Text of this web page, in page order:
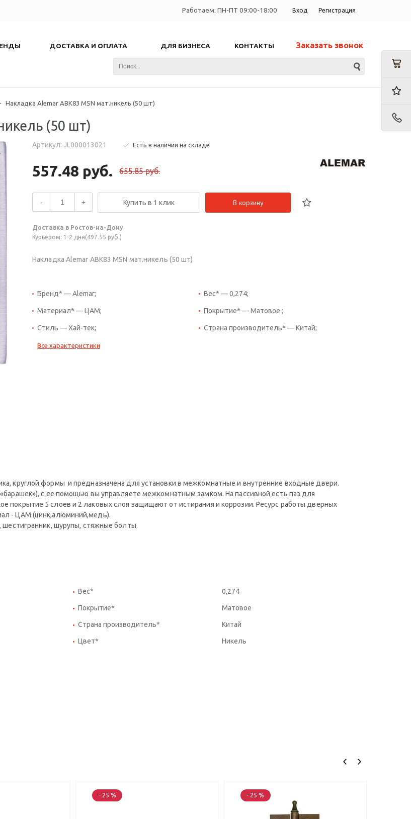
Вход Регистрация
Работаем: ПН-ПТ 09:00-18:00
ДОСТАВКА И ОПЛАТА ДЛЯ БИЗНЕСА КОНТАКТЫ Заказать звонок
- Накладка Alemar ABK83 MSN мат.никель (50 шт)
(50 шт)
Артикул: JL000013021 Есть в наличии на складе
557.48 руб. 655.85 руб.
- + Купить в 1 клик В корзину
Доставка в Ростов-на-Дону
Курьером: 1-2 дня(497.55 руб.)
Накладка Alemar ABK83 MSN мат.никель (50 шт)
Бренд* — Alemar; Вес* — 0,274;
Материал* — ЦАМ; Покрытие* — Матовое ;
Стиль — Хай-тек; Страна производитель* — Китай;
Все характеристики
круглой формы и предназначена для установки в межкомнатные и внутренние входные двери.
с ее помощью вы управляете межкомнатным замком. На пассивной есть паз для
покрытие 5 слоев и 2 лаковых слоя защищают от истирания и коррозии. Ресурс работы дверных
- ЦАМ (цинк,алюминий,медь).
шестигранник, шурупы, стяжные болты.
Вес* 0,274
Покрытие* Матовое
Страна производитель* Китай
Цвет* Никель
- 25 % - 25 %